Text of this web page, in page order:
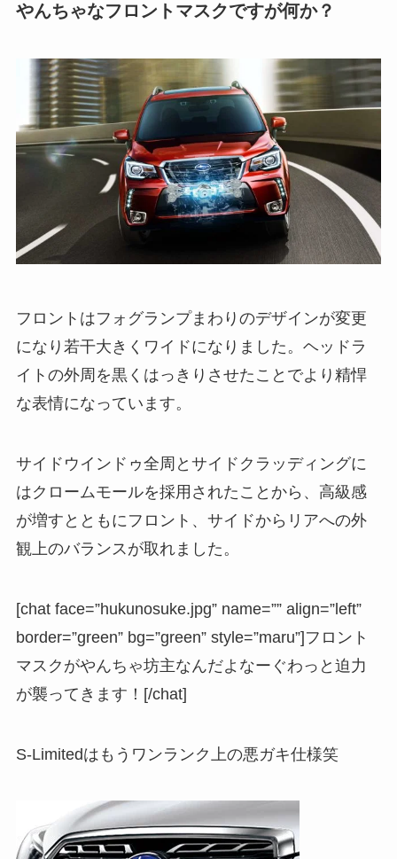
やんちゃなフロントマスクですが何か？
フロントはフォグランプまわりのデザインが変更
になり若干大きくワイドになりました。ヘッドラ
イトの外周を黒くはっきりさせたことでより精悍
な表情になっています。
サイドウインドゥ全周とサイドクラッディングに
はクロームモールを採用されたことから、高級感
が増すとともにフロント、サイドからリアへの外
観上のバランスが取れました。
[chat face=”hukunosuke.jpg” name=”” align=”left”
border=”green” bg=”green” style=”maru”]フロント
マスクがやんちゃ坊主なんだよなーぐわっと迫力
が襲ってきます！[/chat]
S-Limitedはもうワンランク上の悪ガキ仕様笑